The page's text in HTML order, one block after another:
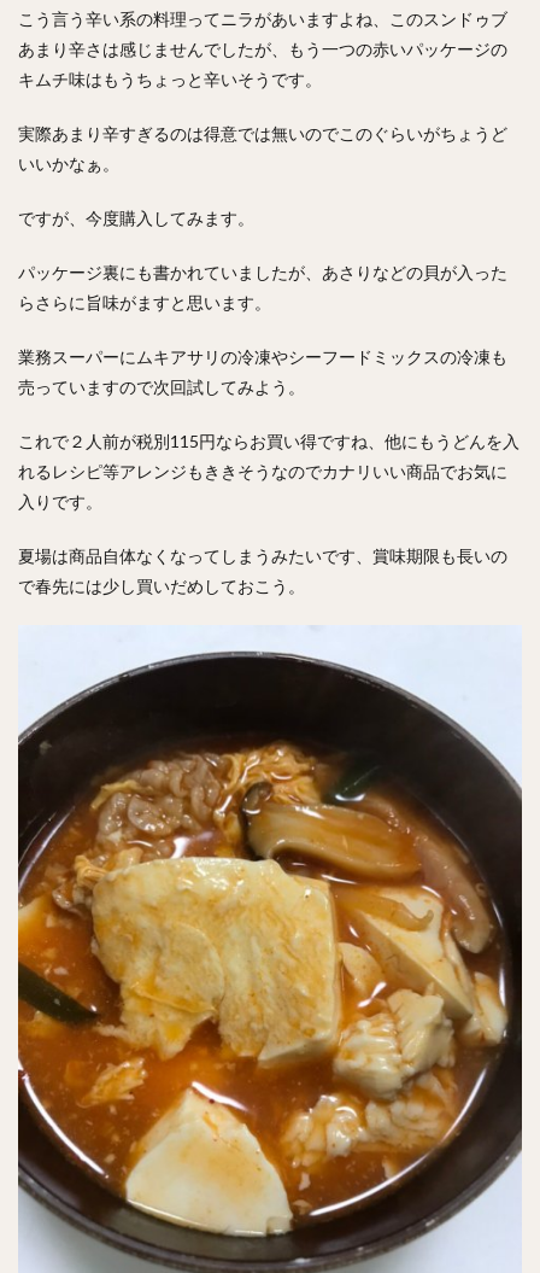
こう言う辛い系の料理ってニラがあいますよね、このスンドゥブ
あまり辛さは感じませんでしたが、もう一つの赤いパッケージの
キムチ味はもうちょっと辛いそうです。
実際あまり辛すぎるのは得意では無いのでこのぐらいがちょうど
いいかなぁ。
ですが、今度購入してみます。
パッケージ裏にも書かれていましたが、あさりなどの貝が入った
らさらに旨味がますと思います。
業務スーパーにムキアサリの冷凍やシーフードミックスの冷凍も
売っていますので次回試してみよう。
これで２人前が税別115円ならお買い得ですね、他にもうどんを入
れるレシピ等アレンジもききそうなのでカナリいい商品でお気に
入りです。
夏場は商品自体なくなってしまうみたいです、賞味期限も長いの
で春先には少し買いだめしておこう。